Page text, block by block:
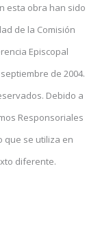
esta obra han sido
de la Comisión
Episcopal
de 2004.
Debido a
Responsoriales
que se utiliza en
diferente.